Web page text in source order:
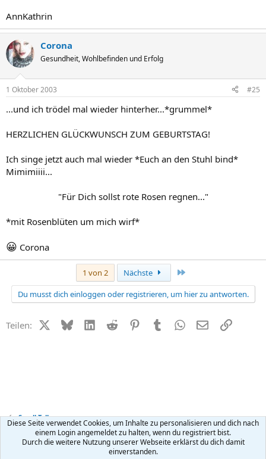
AnnKathrin
Corona
Gesundheit, Wohlbefinden und Erfolg
1 Oktober 2003 #25
...und ich trödel mal wieder hinterher...*grummel*
HERZLICHEN GLÜCKWUNSCH ZUM GEBURTSTAG!
Ich singe jetzt auch mal wieder *Euch an den Stuhl bind*
Mimimiiii...
"Für Dich sollst rote Rosen regnen..."​
*mit Rosenblüten um mich wirf*
😀 Corona
1 von 2 Nächste
Du musst dich einloggen oder registrieren, um hier zu antworten.
Teilen: X (Twitter)
BlueskyLinkedIn
Reddit PinterestTumblr WhatsApp
E-MailLink
Small Talk
Kontakt Nutzungsbedingungen Datenschutz Hilfe
R
Diese Seite verwendet Cookies, um Inhalte zu personalisieren und dich nach
einem Login angemeldet zu halten, wenn du registriert bist.
Durch die weitere Nutzung unserer Webseite erklärst du dich damit
einverstanden.